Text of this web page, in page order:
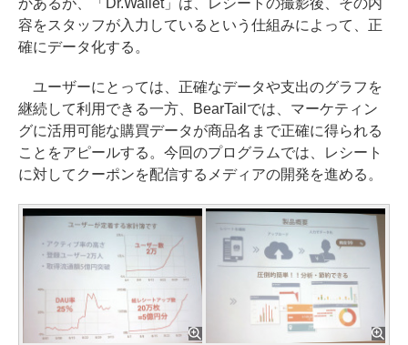
容をスタッフが入力しているという仕組みによって、正
確にデータ化する。
ユーザーにとっては、正確なデータや支出のグラフを
継続して利用できる一方、BearTailでは、マーケティン
グに活用可能な購買データが商品名まで正確に得られる
ことをアピールする。今回のプログラムでは、レシート
に対してクーポンを配信するメディアの開発を進める。